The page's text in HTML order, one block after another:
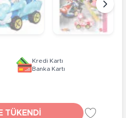
Kredi Kartı
Banka Kartı
TÜKENDİ